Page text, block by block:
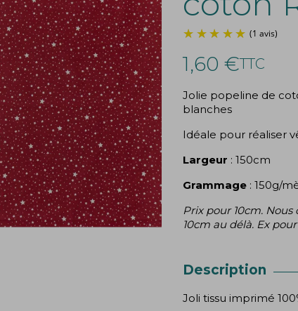
1,60 €TTC
Jolie popeline de
blanches
Idéale pour réaliser
Largeur : 150cm
Grammage : 150g/
Prix pour 10cm.
10cm au délà. Ex
Description
Joli tissu imprimé